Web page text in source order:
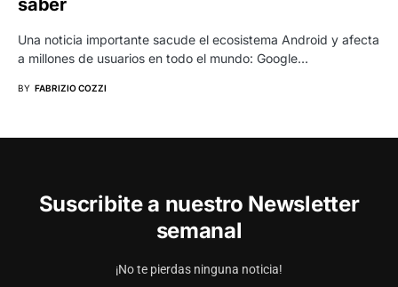
Una noticia importante sacude el ecosistema Android y afecta
a millones de usuarios en todo el mundo: Google…
BY FABRIZIO COZZI
Suscribite a nuestro Newsletter
semanal
¡No te pierdas ninguna noticia!